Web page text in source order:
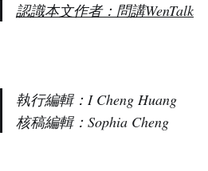
認識本文作者：問講WenTalk
執行編輯：I Cheng Huang
核稿編輯：Sophia Cheng